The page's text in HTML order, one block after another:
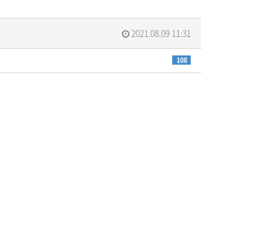
2021.08.09 11:31
108